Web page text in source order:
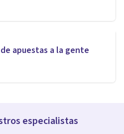
apuestas a la gente
especialistas